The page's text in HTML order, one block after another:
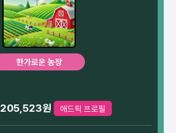
한가로운 농장
205,523원 애드픽 프로필